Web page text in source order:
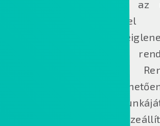
köszönhetően, valamint az
funkció segítségével
felülvizsgálhatók az
furatok, kábelezett
lemeztervezés és a
fejlesztéseinek
gyorsan elvégezheti a
szét nem választható